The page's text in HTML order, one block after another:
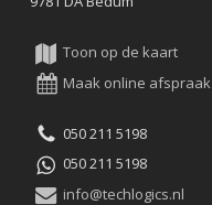
Toon op de kaart
Maak online afspraak
050 211 5198
050 211 5198
info@techlogics.nl